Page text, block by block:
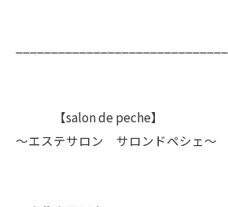
【salon de peche】
〜エステサロン サロンドペシェ〜